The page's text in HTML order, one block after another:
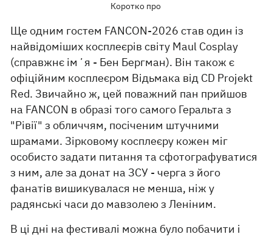
Коротко про
Ще одним гостем FANCON-2026 став один із
найвідоміших косплеєрів світу Maul Cosplay
(справжнє імʼя - Бен Бергман). Він також є
офіційним косплеєром Відьмака від CD Projekt
Red. Звичайно ж, цей поважний пан прийшов
на FANCON в образі того самого Геральта з
"Рівії" з обличчям, посіченим штучними
шрамами. Зірковому косплеєру кожен міг
особисто задати питання та сфотографуватися
з ним, але за донат на ЗСУ - черга з його
фанатів вишикувалася не менша, ніж у
радянські часи до мавзолею з Леніним.
В ці дні на фестивалі можна було побачити і